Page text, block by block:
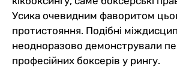
Усика очевидним фаворитом
протистояння. Подібні
неодноразово демонстрували
професійних боксерів у рингу.